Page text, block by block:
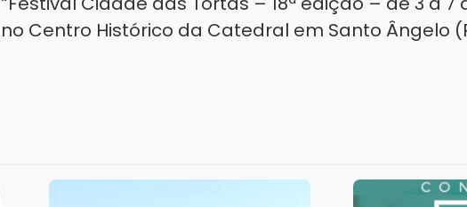
no Centro Histórico da Catedral em Santo Ângelo